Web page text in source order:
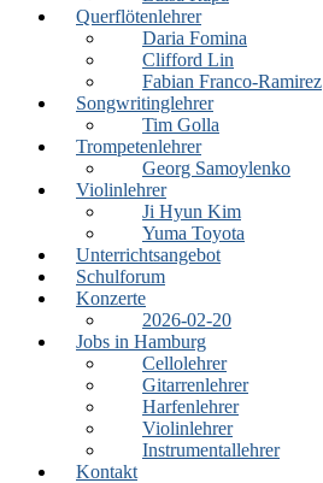
Querflötenlehrer
Daria Fomina
Clifford Lin
Fabian Franco-Ramirez
Songwritinglehrer
Tim Golla
Trompetenlehrer
Georg Samoylenko
Violinlehrer
Ji Hyun Kim
Yuma Toyota
Unterrichtsangebot
Schulforum
Konzerte
2026-02-20
Jobs in Hamburg
Cellolehrer
Gitarrenlehrer
Harfenlehrer
Violinlehrer
Instrumentallehrer
Kontakt